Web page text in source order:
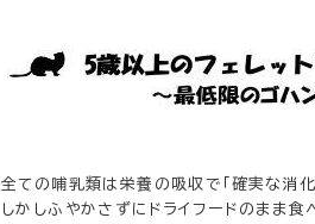
全ての哺乳類は栄養の吸収で「確実な消化
しかしふやかさずにドライフードのまま